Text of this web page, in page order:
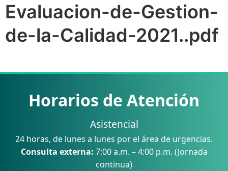
Evaluacion-de-Gestion-
de-la-Calidad-2021..pdf
Horarios de Atención
Asistencial
24 horas, de lunes a lunes por el área de urgencias.
Consulta externa: 7:00 a.m. – 4:00 p.m. (Jornada
continua)